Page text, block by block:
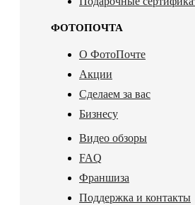
ФОТОПОЧТА
О ФотоПочте
Акции
Сделаем за вас
Бизнесу
Видео обзоры
FAQ
Франшиза
Поддержка и контакты